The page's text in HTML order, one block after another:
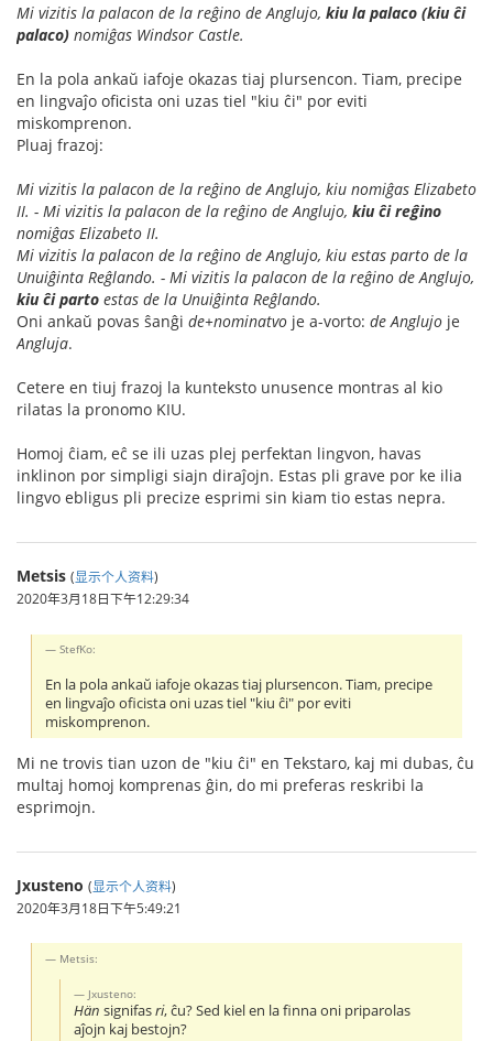
Mi vizitis la palacon de la reĝino de Anglujo, kiu la palaco (kiu ĉi
palaco) nomiĝas Windsor Castle.
En la pola ankaŭ iafoje okazas tiaj plursencon. Tiam, precipe
en lingvaĵo oficista oni uzas tiel "kiu ĉi" por eviti
miskomprenon.
Pluaj frazoj:
Mi vizitis la palacon de la reĝino de Anglujo, kiu nomiĝas Elizabeto
II. - Mi vizitis la palacon de la reĝino de Anglujo, kiu ĉi reĝino
nomiĝas Elizabeto II.
Mi vizitis la palacon de la reĝino de Anglujo, kiu estas parto de la
Unuiĝinta Reĝlando. - Mi vizitis la palacon de la reĝino de Anglujo,
kiu ĉi parto estas de la Unuiĝinta Reĝlando.
Oni ankaŭ povas ŝanĝi de+nominatvo je a-vorto: de Anglujo je
Angluja.
Cetere en tiuj frazoj la kunteksto unusence montras al kio
rilatas la pronomo KIU.
Homoj ĉiam, eĉ se ili uzas plej perfektan lingvon, havas
inklinon por simpligi siajn diraĵojn. Estas pli grave por ke ilia
lingvo ebligus pli precize esprimi sin kiam tio estas nepra.
Metsis (显示个人资料)
2020年3月18日下午12:29:34
StefKo:
En la pola ankaŭ iafoje okazas tiaj plursencon. Tiam, precipe
en lingvaĵo oficista oni uzas tiel "kiu ĉi" por eviti
miskomprenon.
Mi ne trovis tian uzon de "kiu ĉi" en Tekstaro, kaj mi dubas, ĉu
multaj homoj komprenas ĝin, do mi preferas reskribi la
esprimojn.
Jxusteno (显示个人资料)
2020年3月18日下午5:49:21
Metsis:
Jxusteno:
Hän signifasri, ĉu? Sed kiel en la finna oni priparolas
aĵojn kaj bestojn?